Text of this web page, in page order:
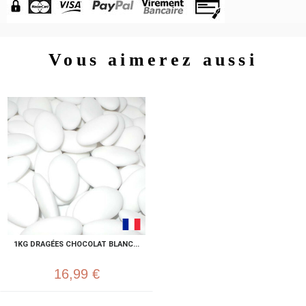
Vous aimerez aussi
1KG DRAGÉES CHOCOLAT BLANC...
16,99 €